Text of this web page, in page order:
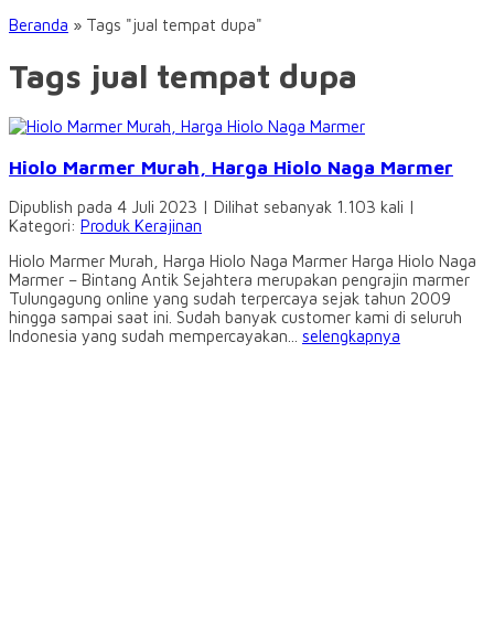
Beranda » Tags "jual tempat dupa"
Tags jual tempat dupa
Hiolo Marmer Murah, Harga Hiolo Naga Marmer
Dipublish pada 4 Juli 2023 | Dilihat sebanyak 1.103 kali |
Kategori: Produk Kerajinan
Hiolo Marmer Murah, Harga Hiolo Naga Marmer Harga Hiolo Naga
Marmer – Bintang Antik Sejahtera merupakan pengrajin marmer
Tulungagung online yang sudah terpercaya sejak tahun 2009
hingga sampai saat ini. Sudah banyak customer kami di seluruh
Indonesia yang sudah mempercayakan... selengkapnya